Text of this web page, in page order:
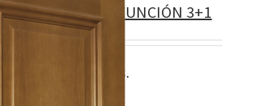
CILINDRO MULTIFUNCIÓN 3+1
5 llaves incopiables.